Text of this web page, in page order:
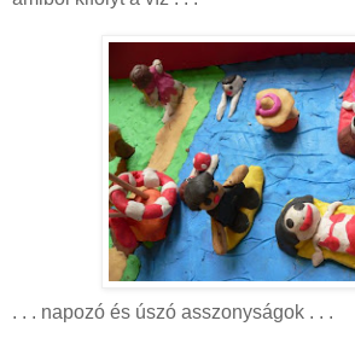
. . . napozó és úszó asszonyságok . . .